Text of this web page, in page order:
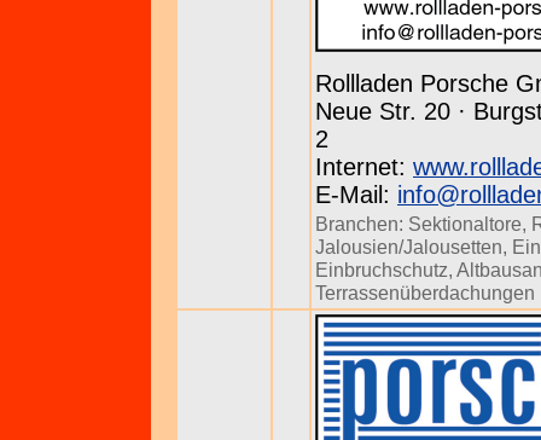
Rollladen Porsche
Neue Str. 20 ·
2
Internet:
E-Mail:
Branchen: Sektionaltore,
Jalousien/Jalousetten,
Einbruchschutz,
Terrassenüberdachungen